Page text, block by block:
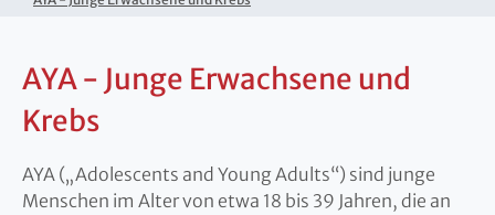
AYA - Junge Erwachsene und
Krebs
AYA („Adolescents and Young Adults“) sind junge
Menschen im Alter von etwa 18 bis 39 Jahren, die an